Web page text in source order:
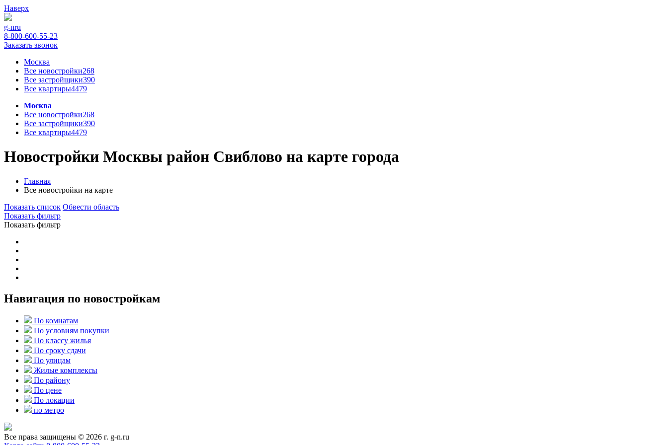
Наверх
g-nru
8-800-600-55-23
Заказать звонок
Москва
Все новостройки268
Все застройщики390
Все квартиры4479
Москва
Все новостройки268
Все застройщики390
Все квартиры4479
Новостройки Москвы район Свиблово на карте города
Главная
Все новостройки на карте
Показать список Обвести область
Показать фильтр
Показать фильтр
Навигация по новостройкам
По комнатам
По условиям покупки
По классу жилья
По сроку сдачи
По улицам
Жилые комплексы
По району
По цене
По локации
по метро
Все права защищены © 2026 г. g-n.ru